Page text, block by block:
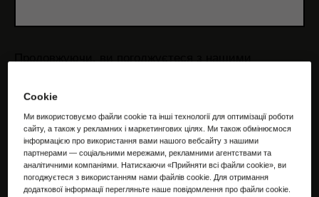
Продовжуючи, ви погоджуєтеся з нашими
Щоб отримати інформацію про те, як ми
обробляємо ваші персональні дані, перегляньте
нашу сторінку прозахист даних.
Cookie
Ми використовуємо файли cookie та інші технології для оптимізації роботи
сайту, а також у рекламних і маркетингових цілях. Ми також обмінюємося
інформацією про використання вами нашого вебсайту з нашими
партнерами — соціальними мережами, рекламними агентствами та
аналітичними компаніями. Натискаючи «Прийняти всі файли сookie», ви
погоджуєтеся з використанням нами файлів cookie. Для отримання
додаткової інформації перегляньте наше повідомлення про файли сookie.